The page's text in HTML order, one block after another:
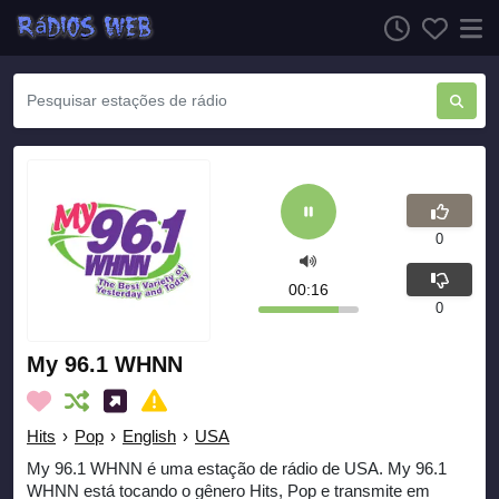
My 96.1 WHNN
Hits › Pop › English › USA
My 96.1 WHNN é uma estação de rádio de USA. My 96.1
WHNN está tocando o gênero Hits, Pop e transmite em
00:16
0
0